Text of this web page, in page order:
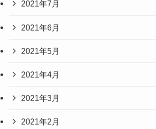
2021年7月
2021年6月
2021年5月
2021年4月
2021年3月
2021年2月